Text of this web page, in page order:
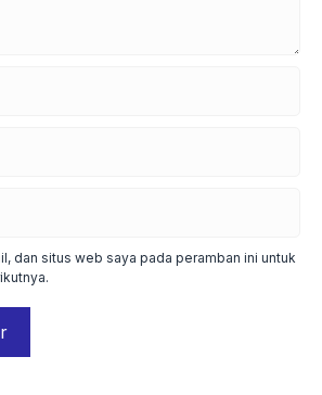
dan situs web saya pada peramban ini untuk